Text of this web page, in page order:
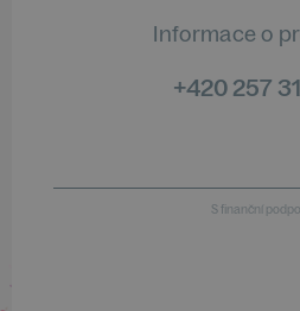
Informace o
+420 257
S finanční